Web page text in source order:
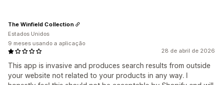
28 de abril de 2026
This app is invasive and produces search results from outside
your website not related to your products in any way. I
The Winfield Collection
Estados Unidos
9 meses usando a aplicação